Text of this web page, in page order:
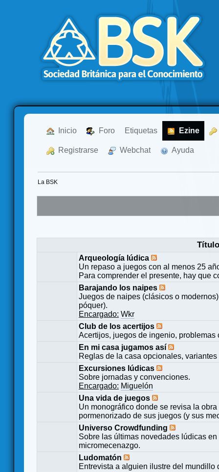
Inicio Foro Etiquetas Ezine
Registrarse Webchat Ayuda
La BSK
Título
Arqueología lúdica
Un repaso a juegos con al menos 25
Para comprender el presente, hay que
Barajando los naipes
Juegos de naipes (clásicos o
póquer).
Encargado: Wkr
Club de los acertijos
Acertijos, juegos de ingenio,
En mi casa jugamos así
Reglas de la casa opcionales,
Excursiones lúdicas
Sobre jornadas y convenciones.
Encargado: Miguelón
Una vida de juegos
Un monográfico donde se revisa la
pormenorizado de sus juegos (y sus
Universo Crowdfunding
Sobre las últimas novedades lúdicas
micromecenazgo.
Ludomatón
Entrevista a alguien ilustre del mundillo